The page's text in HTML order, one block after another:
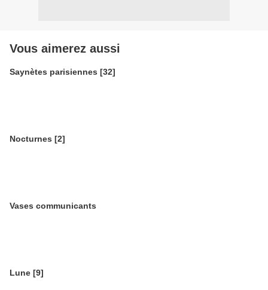
Vous aimerez aussi
Saynètes parisiennes [32]
Nocturnes [2]
Vases communicants
Lune [9]